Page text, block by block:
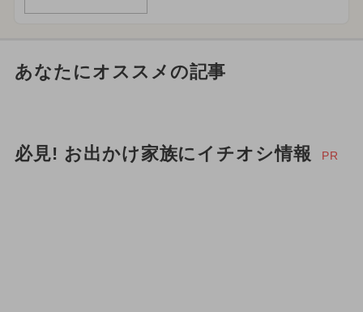
あなたにオススメの記事
必見! お出かけ家族にイチオシ情報 PR